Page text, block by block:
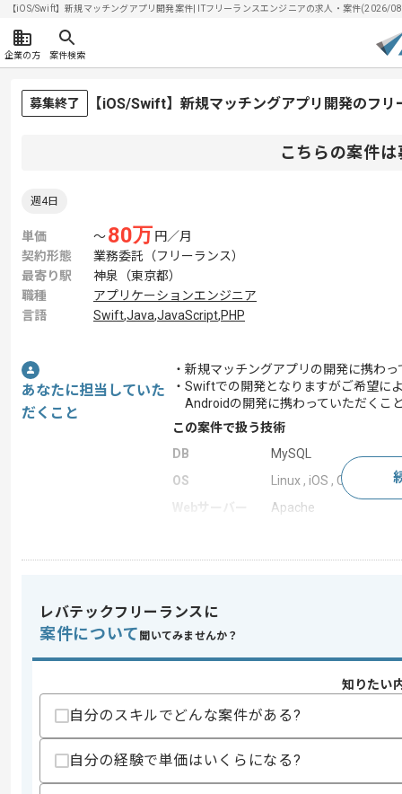
【iOS/Swift】新規マッチングアプリ開発案件| ITフリーランスエンジニアの求人・案件(2026/
企業の方 案件検索
募集終了 【iOS/Swift】新規マッチングアプリ開発のフ
こちらの案件
週4日
単価 〜80万 円／月
契約形態
業務委託（フリーランス）
最寄り駅
神泉（東京都）
職種
アプリケーションエンジニア
言語
Swift,Java,JavaScript,PHP
あなたに担当していた
だくこと
・新規マッチングアプリの開発に携わ
・Swiftでの開発となりますがご希望に
Androidの開発に携わっていただくこ
この案件で扱う技術
DB
MySQL
OS
Linux , iOS , CentOS
Webサーバー
Apache
スキル
求めるスキル
・Swiftでの開発経験
・iOSアプリの開発実務経験2年以上
・StoryBoardでのUI及び遷移実装経験
・JavaScriptもしくはTypeScriptでの
・PHPの使用経験
レバテックフリーランスに
案件について 聞いてみませんか？
知りたい
自分のスキルでどんな案件がある?
自分の経験で単価はいくらになる?